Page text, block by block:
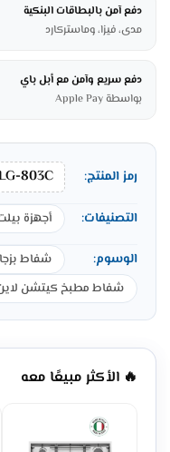
دفع آمن بالبطاقات البنكية
مدى، فيزا، وماستركارد
دفع سريع وآمن مع أبل باي
بواسطة Apple Pay
رمز المنتج: 803C
التصنيفات: أجهزة
الوسوم: شفاط بزجاج
شفاط مطبخ كيتشن
🔥 الأكثر مبيعًا معه